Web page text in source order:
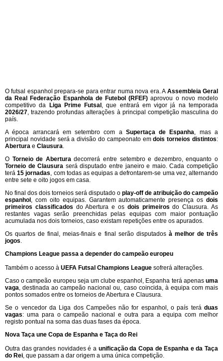
O futsal espanhol prepara-se para entrar numa nova era. A Assembleia Geral
da Real Federação Espanhola de Futebol (RFEF) aprovou o novo modelo
competitivo da Liga Prime Futsal, que entrará em vigor já na temporada
2026/27, trazendo profundas alterações à principal competição masculina do
país.
A época arrancará em setembro com a Supertaça de Espanha, mas a
principal novidade será a divisão do campeonato emdois torneios distintos:
Abertura e Clausura.
O Torneio de Aberturadecorrerá entre setembro e dezembro, enquanto o
Torneio de Clausura será disputado entre janeiro e maio. Cada competição
terá15 jornadas, com todas as equipas a defrontarem-se uma vez, alternando
entre sete e oito jogos em casa.
No final dos dois torneios será disputado o play-off de atribuição do campeão
espanhol, com oito equipas. Garantem automaticamente presença os dois
primeiros classificados do Abertura e os dois primeiros do Clausura. As
restantes vagas serão preenchidas pelas equipas com maior pontuação
acumulada nos dois torneios, caso existam repetições entre os apurados.
Os quartos de final, meias-finais e final serão disputados à melhor de três
jogos.
Champions League passa a depender do campeão europeu
Também o acesso à UEFA Futsal Champions League sofrerá alterações.
Caso o campeão europeu seja um clube espanhol, Espanha terá apenas uma
vaga, destinada ao campeão nacional ou, caso coincida, à equipa com mais
pontos somados entre os torneios de Abertura e Clausura.
Se o vencedor da Liga dos Campeões não for espanhol, o país terá duas
vagas: uma para o campeão nacional e outra para a equipa com melhor
registo pontual na soma das duas fases da época.
Nova Taça une Copa de Espanha e Taça do Rei
Outra das grandes novidades é a unificação da Copa de Espanha e da Taça
do Rei, que passam a dar origem a uma única competição.